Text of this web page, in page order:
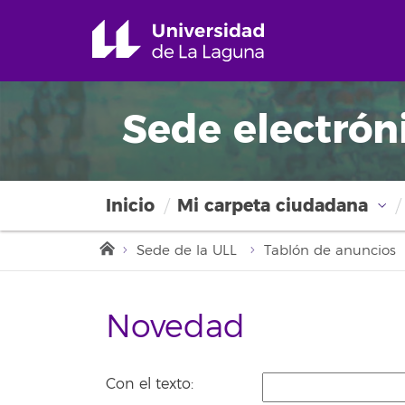
Sede
Inicio Mi carpeta ciudadana
Sede de la ULL Tablón de anuncios
Novedad
Con el texto: